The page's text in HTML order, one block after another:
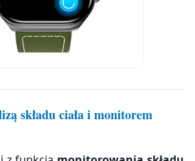
składu ciała i monitorem